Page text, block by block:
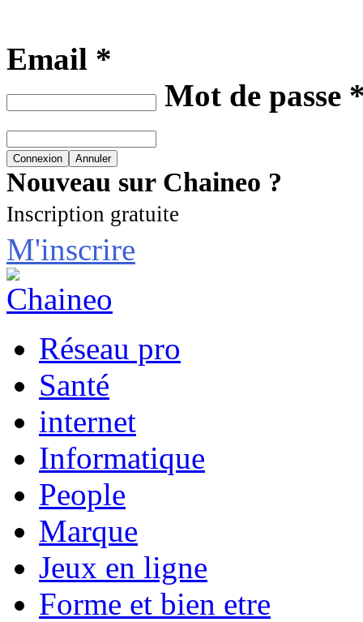
Email *
Mot de passe
Nouveau sur Chaineo ?
Inscription gratuite
M'inscrire
Réseau pro
Santé
internet
Informatique
People
Marque
Jeux en ligne
Forme et bien etre